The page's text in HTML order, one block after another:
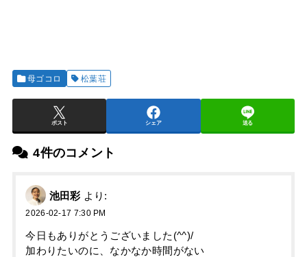
母ゴコロ 松葉荘
ポスト シェア 送る
4件のコメント
池田彩 より:
2026-02-17 7:30 PM
今日もありがとうございました(^^)/
加わりたいのに、なかなか時間がない